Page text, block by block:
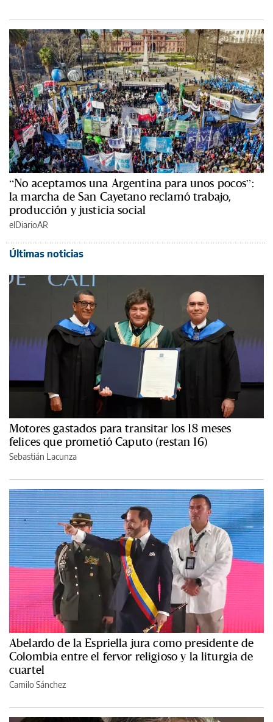
“No aceptamos una Argentina para unos pocos”:
la marcha de San Cayetano reclamó trabajo,
producción y justicia social
elDiarioAR
Últimas noticias
Motores gastados para transitar los 18 meses
felices que prometió Caputo (restan 16)
Sebastián Lacunza
Abelardo de la Espriella jura como presidente de
Colombia entre el fervor religioso y la liturgia de
cuartel
Camilo Sánchez